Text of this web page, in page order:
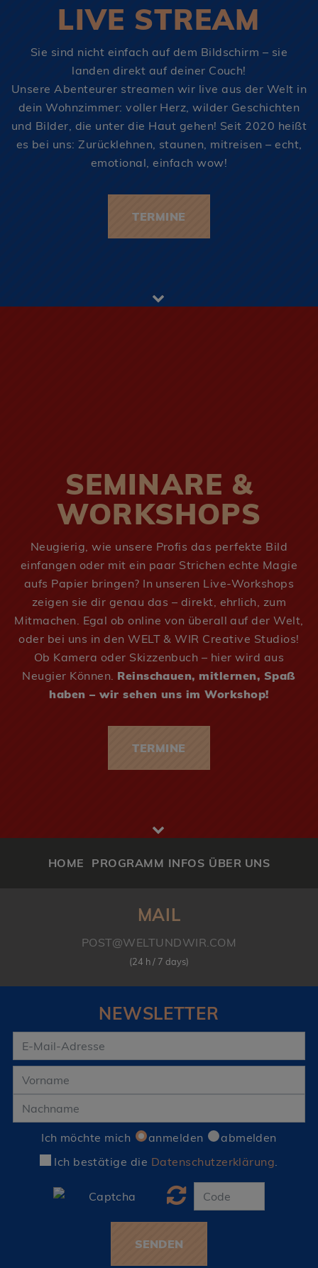
LIVE STREAM
Sie sind nicht einfach auf dem Bildschirm – sie
landen direkt auf deiner Couch!
Unsere Abenteurer streamen wir live aus der Welt in
dein Wohnzimmer: voller Herz, wilder Geschichten
und Bilder, die unter die Haut gehen! Seit 2020 heißt
es bei uns: Zurücklehnen, staunen, mitreisen – echt,
emotional, einfach wow!
TERMINE
SEMINARE &
WORKSHOPS
Neugierig, wie unsere Profis das perfekte Bild
einfangen oder mit ein paar Strichen echte Magie
aufs Papier bringen? In unseren Live-Workshops
zeigen sie dir genau das – direkt, ehrlich, zum
Mitmachen. Egal ob online von überall auf der Welt,
oder bei uns in den WELT & WIR Creative Studios!
Ob Kamera oder Skizzenbuch – hier wird aus
Neugier Können. Reinschauen, mitlernen, Spaß
haben – wir sehen uns im Workshop!
TERMINE
HOME PROGRAMM INFOS ÜBER UNS
MAIL
POST@WELTUNDWIR.COM
(24 h / 7 days)
NEWSLETTER
Ich möchte mich anmelden
abmelden
Ich bestätige die Datenschutzerklärung
SENDEN